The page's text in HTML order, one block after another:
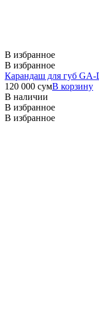
В избранное
В избранное
Карандаш для губ GA-
120 000 сумВ корзину
В наличии
В избранное
В избранное